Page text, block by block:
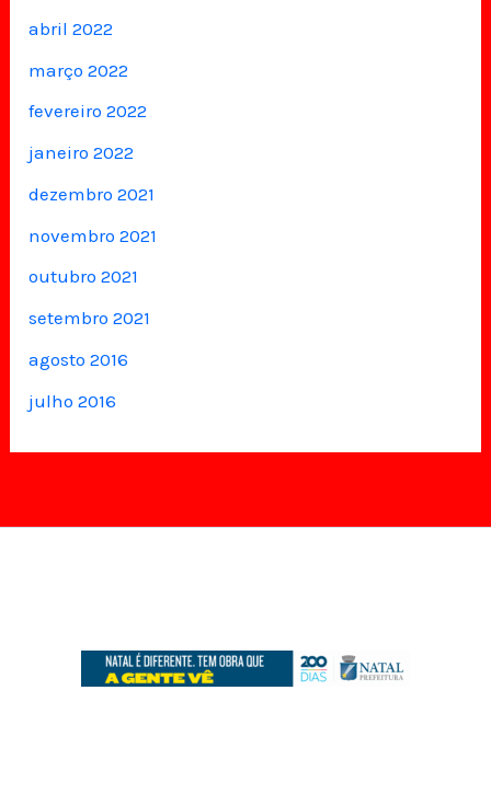
abril 2022
março 2022
fevereiro 2022
janeiro 2022
dezembro 2021
novembro 2021
outubro 2021
setembro 2021
agosto 2016
julho 2016